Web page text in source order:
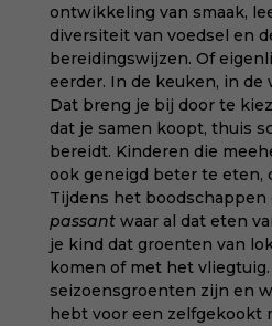
ontwikkeling van smaak,
diversiteit van voedsel en
bereidingswijzen. Of
eerder. In de keuken, in de
Dat breng je bij door te
dat je samen koopt, thuis
bereidt. Kinderen die
ook geneigd beter te eten,
Tijdens het boodschappen
passantwaar al dat eten
je kind dat groenten van
komen of met het
seizoensgroenten zijn en
hebt voor een zelfgekookt